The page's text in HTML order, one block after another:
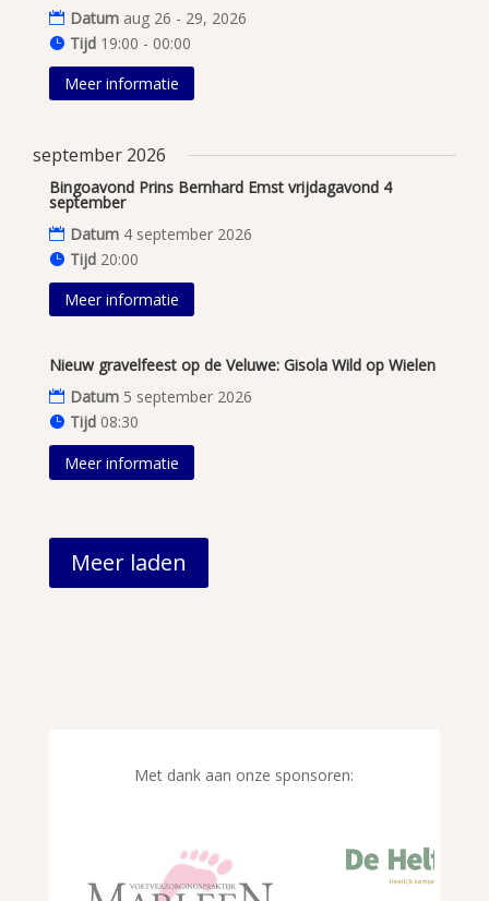
Datum aug 26 - 29, 2026
Tijd 19:00 - 00:00
Meer informatie
september 2026
Bingoavond Prins Bernhard Emst vrijdagavond 4
september
Datum 4 september 2026
Tijd 20:00
Meer informatie
Nieuw gravelfeest op de Veluwe: Gisola Wild op Wielen
Datum 5 september 2026
Tijd 08:30
Meer informatie
Meer laden
Met dank aan onze sponsoren: